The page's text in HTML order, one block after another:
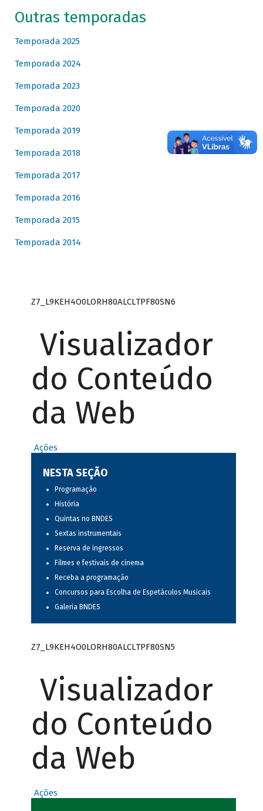
Outras temporadas
Temporada 2025
Temporada 2024
Temporada 2023
Temporada 2020
Temporada 2019
Temporada 2018
Temporada 2017
Temporada 2016
Temporada 2015
Temporada 2014
Z7_L9KEH4O0LORH80ALCLTPF80SN6
Visualizador
do Conteúdo
da Web
Ações
NESTA SEÇÃO
Programação
História
Quintas no BNDES
Sextas instrumentais
Reserva de ingressos
Filmes e festivais de cinema
Receba a programação
Concursos para Escolha de Espetáculos Musicais
Galeria BNDES
Z7_L9KEH4O0LORH80ALCLTPF80SN5
Visualizador
do Conteúdo
da Web
Ações